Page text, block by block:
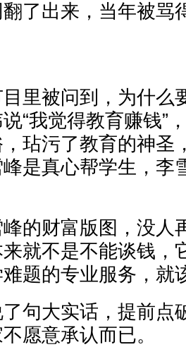
了出来，当年被骂
里被问到，为什么
“我觉得教育赚钱”
玷污了教育的神圣
是真心帮学生，李
的财富版图，没人
就不是不能谈钱，
题的专业服务，就
句大实话，提前点
愿意承认而已。